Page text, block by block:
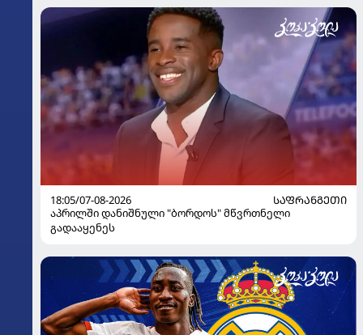
18:05/07-08-2026
ᲡᲐᲤᲠᲐᲜᲒᲔᲗᲘ
აპრილში დანიშნული "ბორდოს" მწვრთნელი
გადააყენეს